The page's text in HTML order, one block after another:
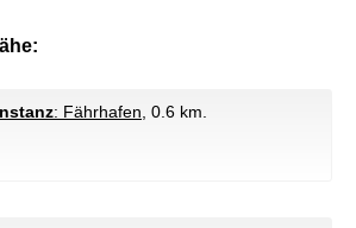
: Fährhafen , 0.6 km.